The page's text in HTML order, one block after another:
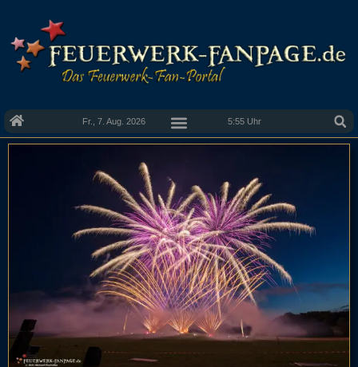
Fr., 7. Aug. 2026 5:55 Uhr